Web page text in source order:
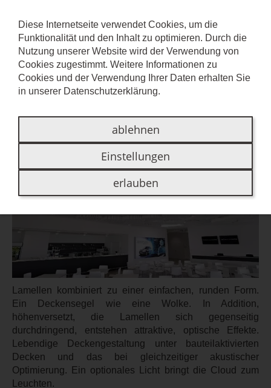
CLOUD
Die akustische Wolke am
Lamellen kombiniert zu einer einfachen, runden Form.
Ein Deckensegel wie eine Wolke. In Addition,
höhenversetzt, die Lamellen sich gegenseitig
durchdringend, entstehen attraktive, optische Effekte.
Lebendige Deckengestaltung unter bauteilaktivierten
Decken und das bei gleichzeitiger akustischer
Optimierung. Ein optionales Licht bringt die Cloud zum
Leuchten.
Diese Internetseite verwendet Cookies, um die
Funktionalität und den Inhalt zu optimieren. Durch die
Nutzung unserer Website wird der Verwendung von
Cookies zugestimmt. Weitere Informationen zu
Cookies und der Verwendung Ihrer Daten erhalten Sie
in unserer Datenschutzerklärung.
ablehnen
Einstellungen
erlauben